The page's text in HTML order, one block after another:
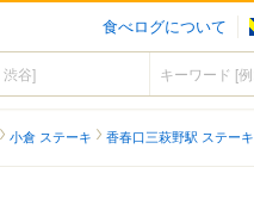
食べログについて
小倉 ステーキ 香春口三萩野駅 ステーキ